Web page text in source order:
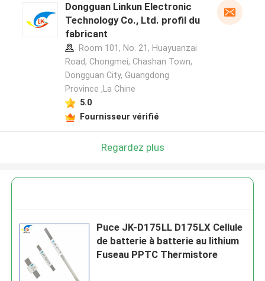
Dongguan Linkun Electronic
Technology Co., Ltd. profil du
fabricant
Room 101, No. 21, Huayuanzai
Road, Chongmei, Chashan Town,
Dongguan City, Guangdong
Province ,La Chine
5.0
Fournisseur vérifié
Regardez plus
Puce JK-D175LL D175LX Cellule
de batterie à batterie au lithium
Fuseau PPTC Thermistore